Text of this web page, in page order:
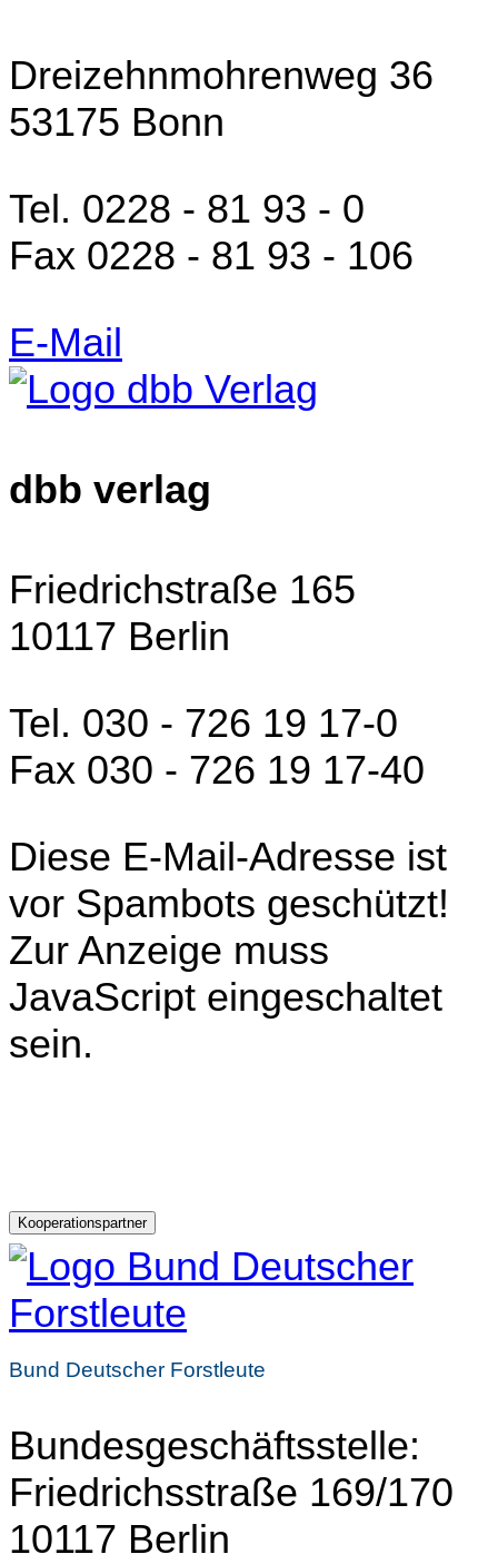
Dreizehnmohrenweg 36
53175 Bonn
Tel. 0228 - 81 93 - 0
Fax 0228 - 81 93 - 106
E-Mail
dbb verlag
Friedrichstraße 165
10117 Berlin
Tel. 030 - 726 19 17-0
Fax 030 - 726 19 17-40
Diese E-Mail-Adresse ist
vor Spambots geschützt!
Zur Anzeige muss
JavaScript eingeschaltet
sein.
Kooperationspartner
Bund Deutscher Forstleute
Bundesgeschäftsstelle:
Friedrichsstraße 169/170
10117 Berlin